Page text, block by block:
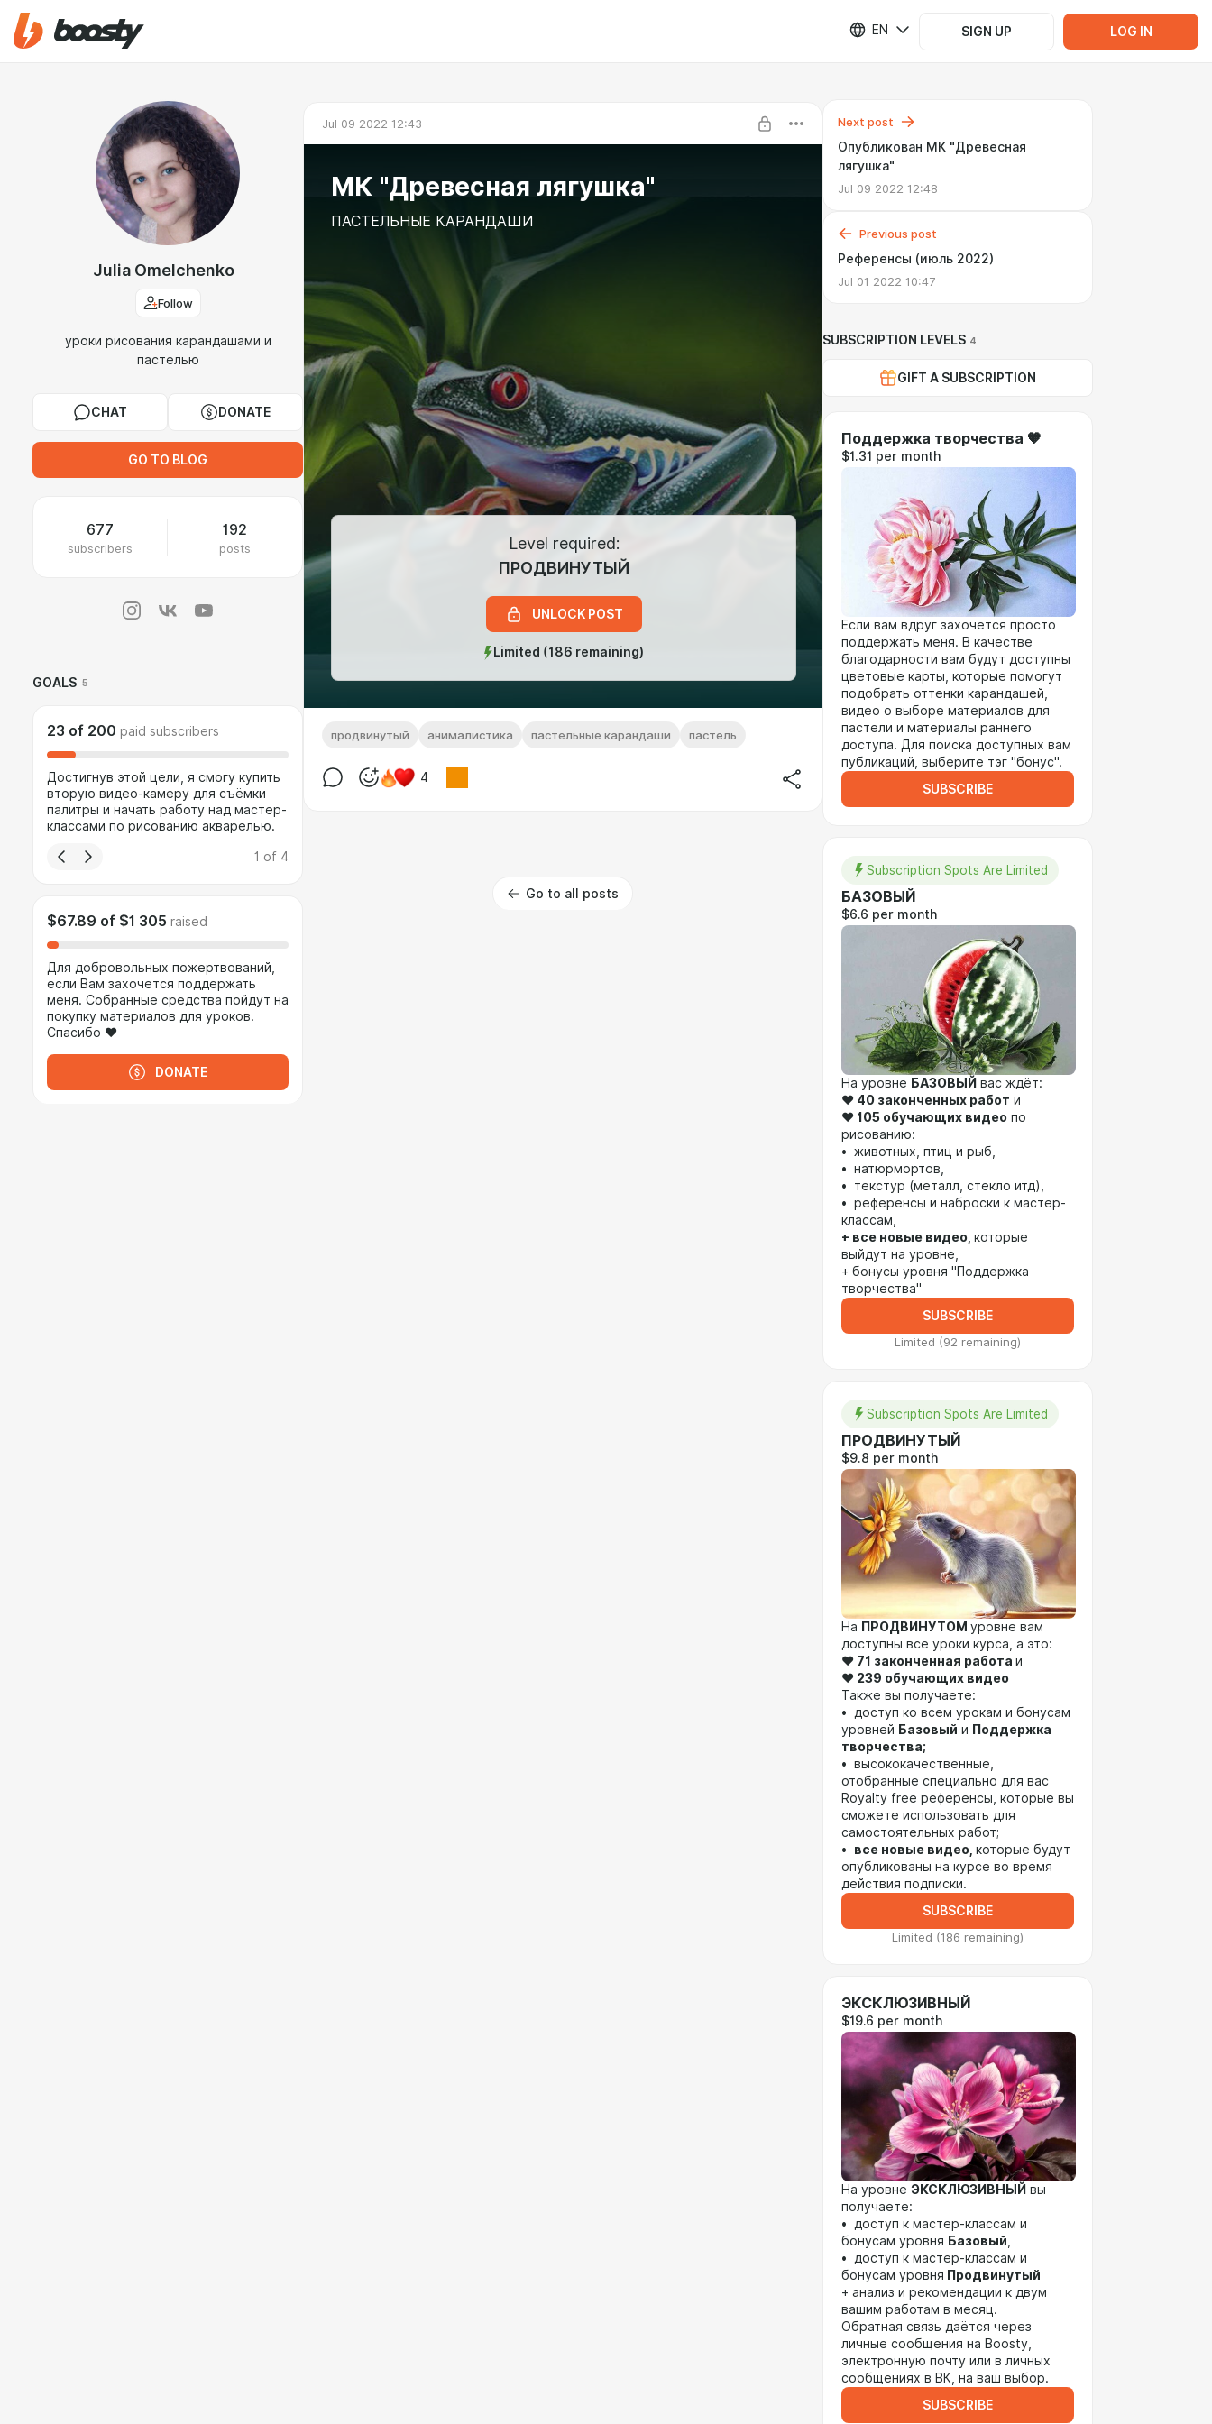
EN SIGN UP LOG IN
Julia Omelchenko
Follow
уроки рисования карандашами и
пастелью
CHAT DONATE
GO TO BLOG
677
subscribers
192
posts
GOALS 5
23 of 200 paid subscribers
Достигнув этой цели, я смогу купить
вторую видео-камеру для съёмки
палитры и начать работу над мастер-
классами по рисованию акварелью.
1 of 4
$67.89 of $1 305 raised
Для добровольных пожертвований,
если Вам захочется поддержать
меня. Собранные средства пойдут на
покупку материалов для уроков.
Спасибо ❤
DONATE
Jul 09 2022 12:43
МК "Древесная лягушка"
ПАСТЕЛЬНЫЕ КАРАНДАШИ
Level required:
ПРОДВИНУТЫЙ
UNLOCK POST
Limited (186 remaining)
продвинутый анималистика пастельные карандаши пастель
4
Go to all posts
Next post
Опубликован МК "Древесная
лягушка"
Jul 09 2022 12:48
Previous post
Референсы (июль 2022)
Jul 01 2022 10:47
SUBSCRIPTION LEVELS 4
GIFT A SUBSCRIPTION
Поддержка творчества 🧡
$1.31 per month
Если вам вдруг захочется просто
поддержать меня. В качестве
благодарности вам будут доступны
цветовые карты, которые помогут
подобрать оттенки карандашей,
видео о выборе материалов для
пастели и материалы раннего
доступа. Для поиска доступных вам
публикаций, выберите тэг "бонус".
SUBSCRIBE
Subscription Spots Are Limited
БАЗОВЫЙ
$6.6 per month
На уровне БАЗОВЫЙ вас ждёт:
❤️ 40 законченных работ и
❤️ 105 обучающих видео по
рисованию:
• животных, птиц и рыб,
• натюрмортов,
• текстур (металл, стекло итд),
• референсы и наброски к мастер-
классам,
+ все новые видео, которые
выйдут на уровне,
+ бонусы уровня "Поддержка
творчества"
SUBSCRIBE
Limited (92 remaining)
Subscription Spots Are Limited
ПРОДВИНУТЫЙ
$9.8 per month
На ПРОДВИНУТОМ уровне вам
доступны все уроки курса, а это:
❤️ 71 законченная работа и
❤️ 239 обучающих видео
Также вы получаете:
• доступ ко всем урокам и бонусам
уровней Базовый и Поддержка
творчества;
• высококачественные,
отобранные специально для вас
Royalty free референсы, которые вы
сможете использовать для
самостоятельных работ;
• все новые видео, которые будут
опубликованы на курсе во время
действия подписки.
SUBSCRIBE
Limited (186 remaining)
ЭКСКЛЮЗИВНЫЙ
$19.6 per month
На уровне ЭКСКЛЮЗИВНЫЙ вы
получаете:
• доступ к мастер-классам и
бонусам уровня Базовый
• доступ к мастер-классам и
бонусам уровня Продвинутый
+ анализ и рекомендации к двум
вашим работам в месяц.
Обратная связь даётся через
личные сообщения на Boosty,
электронную почту или в личных
сообщениях в ВК, на ваш выбор.
SUBSCRIBE